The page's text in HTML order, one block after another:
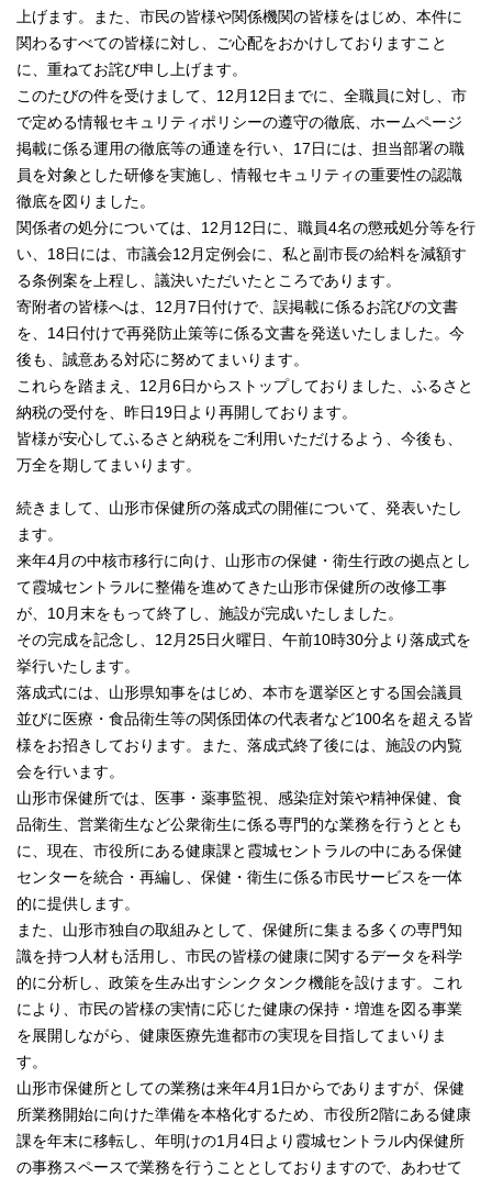
上げます。また、市民の皆様や関係機関の皆様をはじめ、本件に
関わるすべての皆様に対し、ご心配をおかけしておりますこと
に、重ねてお詫び申し上げます。
このたびの件を受けまして、12月12日までに、全職員に対し、市
で定める情報セキュリティポリシーの遵守の徹底、ホームページ
掲載に係る運用の徹底等の通達を行い、17日には、担当部署の職
員を対象とした研修を実施し、情報セキュリティの重要性の認識
徹底を図りました。
関係者の処分については、12月12日に、職員4名の懲戒処分等を行
い、18日には、市議会12月定例会に、私と副市長の給料を減額す
る条例案を上程し、議決いただいたところであります。
寄附者の皆様へは、12月7日付けで、誤掲載に係るお詫びの文書
を、14日付けで再発防止策等に係る文書を発送いたしました。今
後も、誠意ある対応に努めてまいります。
これらを踏まえ、12月6日からストップしておりました、ふるさと
納税の受付を、昨日19日より再開しております。
皆様が安心してふるさと納税をご利用いただけるよう、今後も、
万全を期してまいります。
続きまして、山形市保健所の落成式の開催について、発表いたし
ます。
来年4月の中核市移行に向け、山形市の保健・衛生行政の拠点とし
て霞城セントラルに整備を進めてきた山形市保健所の改修工事
が、10月末をもって終了し、施設が完成いたしました。
その完成を記念し、12月25日火曜日、午前10時30分より落成式を
挙行いたします。
落成式には、山形県知事をはじめ、本市を選挙区とする国会議員
並びに医療・食品衛生等の関係団体の代表者など100名を超える皆
様をお招きしております。また、落成式終了後には、施設の内覧
会を行います。
山形市保健所では、医事・薬事監視、感染症対策や精神保健、食
品衛生、営業衛生など公衆衛生に係る専門的な業務を行うととも
に、現在、市役所にある健康課と霞城セントラルの中にある保健
センターを統合・再編し、保健・衛生に係る市民サービスを一体
的に提供します。
また、山形市独自の取組みとして、保健所に集まる多くの専門知
識を持つ人材も活用し、市民の皆様の健康に関するデータを科学
的に分析し、政策を生み出すシンクタンク機能を設けます。これ
により、市民の皆様の実情に応じた健康の保持・増進を図る事業
を展開しながら、健康医療先進都市の実現を目指してまいりま
す。
山形市保健所としての業務は来年4月1日からでありますが、保健
所業務開始に向けた準備を本格化するため、市役所2階にある健康
課を年末に移転し、年明けの1月4日より霞城セントラル内保健所
の事務スペースで業務を行うこととしておりますので、あわせて